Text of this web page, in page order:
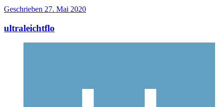
Geschrieben 27. Mai 2020
ultraleichtflo